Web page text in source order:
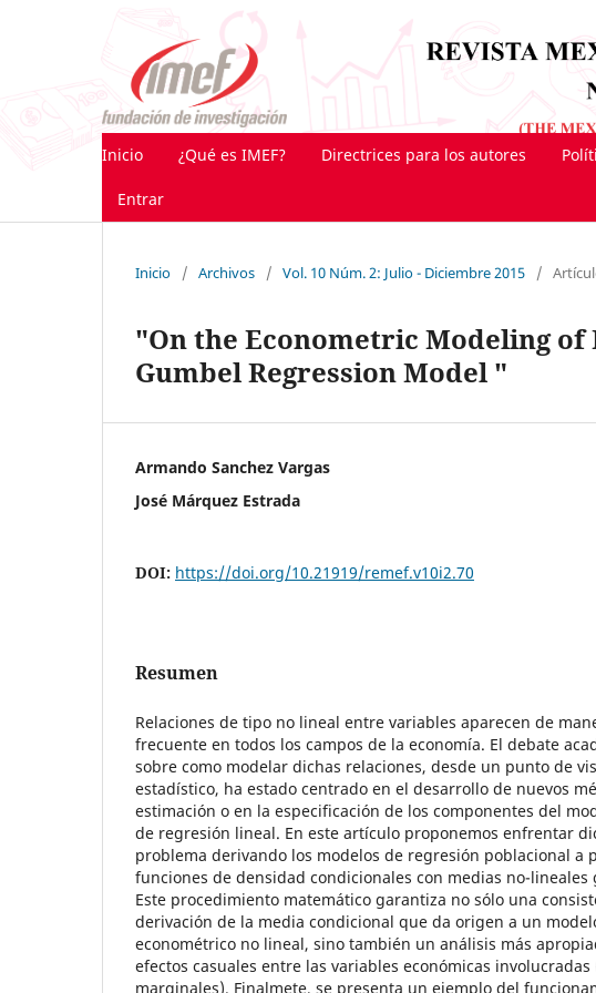
Inicio ¿Qué es IMEF? Directrices para los autores
Entrar
Inicio / Archivos / Vol. 10 Núm. 2: Julio - Diciembre 2015 /
"On the Econometric Modeling
Gumbel Regression Model "
Armando Sanchez Vargas
José Márquez Estrada
DOI: https://doi.org/10.21919/remef.v10i2.70
Resumen
Relaciones de tipo no lineal entre variables aparecen de
frecuente en todos los campos de la economía. El debate
sobre como modelar dichas relaciones, desde un punto de
estadístico, ha estado centrado en el desarrollo de nuevos
estimación o en la especificación de los componentes del
de regresión lineal. En este artículo proponemos enfrentar
problema derivando los modelos de regresión poblacional a
funciones de densidad condicionales con medias no-lineales
Este procedimiento matemático garantiza no sólo una
derivación de la media condicional que da origen a un
econométrico no lineal, sino también un análisis más
efectos casuales entre las variables económicas involucradas
marginales). Finalmete, se presenta un ejemplo del